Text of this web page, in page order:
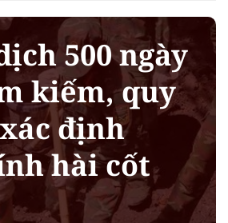
500 ngày
kiếm, quy
định
hài cốt